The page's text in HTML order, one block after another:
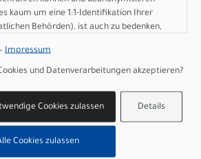
Turbo Levo 4
SHADOW /
S2
8 Werktagen
kaum um eine 1:1-Identifikation Ihrer
Behörden), ist auch zu bedenken,
Union.
Impressum
und Datenverarbeitungen akzeptieren?
Details
Cookies zulassen
Cookies zulassen